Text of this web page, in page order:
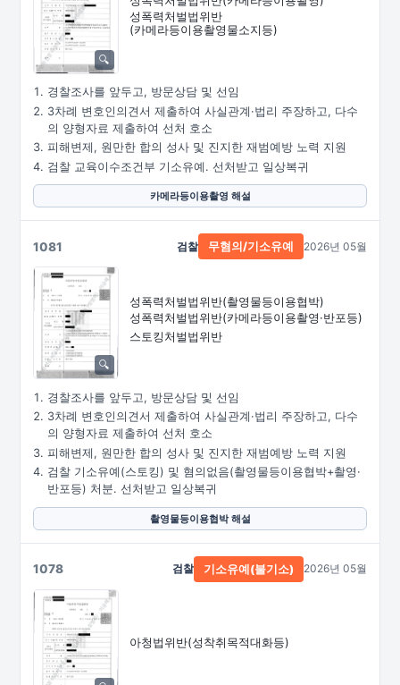
성폭력처벌법위반
(카메라등이용촬영물소지등)
경찰조사를 앞두고, 방문상담 및 선임
3차례 변호인의견서 제출하여 사실관계·법리 주장하고, 다수
의 양형자료 제출하여 선처 호소
피해변제, 원만한 합의 성사 및 진지한 재범예방 노력 지원
검찰 교육이수조건부 기소유예. 선처받고 일상복귀
카메라등이용촬영 해설
1081
성폭력처벌법위반(촬영물등이용협박)
성폭력처벌법위반(카메라등이용촬영·반포등)
스토킹처벌법위반
검찰 무혐의/기소유예 2026년 05월
경찰조사를 앞두고, 방문상담 및 선임
3차례 변호인의견서 제출하여 사실관계·법리 주장하고, 다수
의 양형자료 제출하여 선처 호소
피해변제, 원만한 합의 성사 및 진지한 재범예방 노력 지원
검찰 기소유예(스토킹) 및 혐의없음(촬영물등이용협박+촬영·
반포등) 처분. 선처받고 일상복귀
촬영물등이용협박 해설
1078
아청법위반(성착취목적대화등)
검찰 기소유예(불기소) 2026년 05월